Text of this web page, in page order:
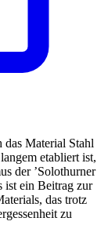
das Material Stahl
etabliert ist,
der ’Solothurner
ist ein Beitrag zur
das trotz
zu